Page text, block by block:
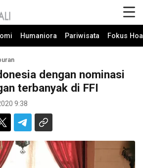
Humaniora Pariwisata Fokus
dengan nominasi
terbanyak di FFI
9:38